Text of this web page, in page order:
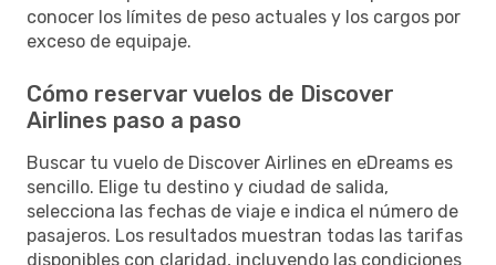
conocer los límites de peso actuales y los cargos por
exceso de equipaje.
Cómo reservar vuelos de Discover
Airlines paso a paso
Buscar tu vuelo de Discover Airlines en eDreams es
sencillo. Elige tu destino y ciudad de salida,
selecciona las fechas de viaje e indica el número de
pasajeros. Los resultados muestran todas las tarifas
disponibles con claridad, incluyendo las condiciones